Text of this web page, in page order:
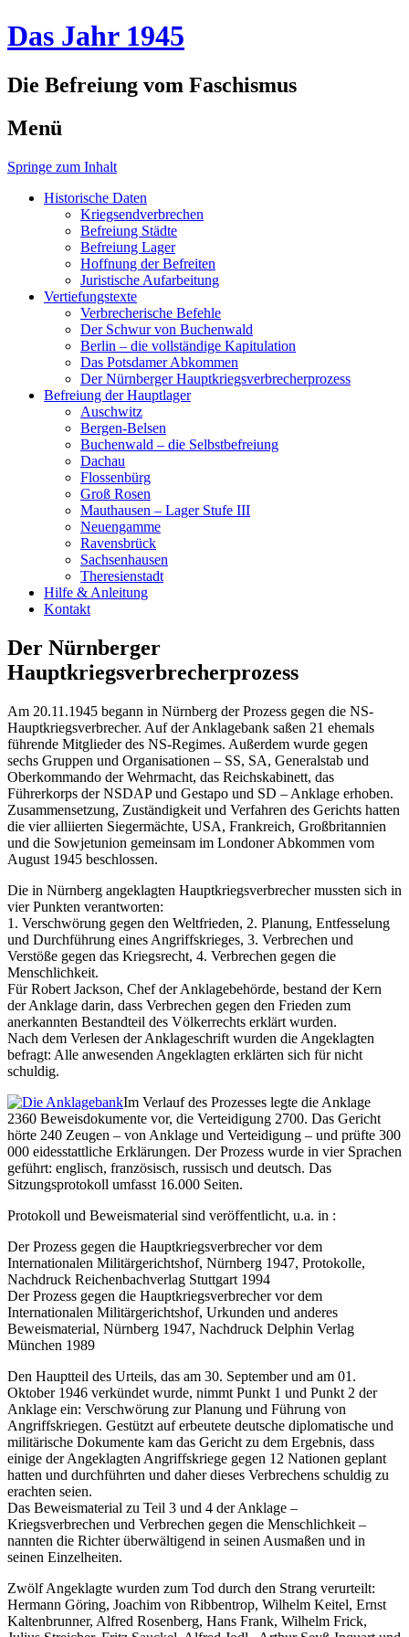
Das Jahr 1945
Die Befreiung vom Faschismus
Menü
Springe zum Inhalt
Historische Daten
Kriegsendverbrechen
Befreiung Städte
Befreiung Lager
Hoffnung der Befreiten
Juristische Aufarbeitung
Vertiefungstexte
Verbrecherische Befehle
Der Schwur von Buchenwald
Berlin – die vollständige Kapitulation
Das Potsdamer Abkommen
Der Nürnberger Hauptkriegsverbrecherprozess
Befreiung der Hauptlager
Auschwitz
Bergen-Belsen
Buchenwald – die Selbstbefreiung
Dachau
Flossenbürg
Groß Rosen
Mauthausen – Lager Stufe III
Neuengamme
Ravensbrück
Sachsenhausen
Theresienstadt
Hilfe & Anleitung
Kontakt
Der Nürnberger
Hauptkriegsverbrecherprozess
Am 20.11.1945 begann in Nürnberg der Prozess gegen die NS-
Hauptkriegsverbrecher. Auf der Anklagebank saßen 21 ehemals
führende Mitglieder des NS-Regimes. Außerdem wurde gegen
sechs Gruppen und Organisationen – SS, SA, Generalstab und
Oberkommando der Wehrmacht, das Reichskabinett, das
Führerkorps der NSDAP und Gestapo und SD – Anklage erhoben.
Zusammensetzung, Zuständigkeit und Verfahren des Gerichts hatten
die vier alliierten Siegermächte, USA, Frankreich, Großbritannien
und die Sowjetunion gemeinsam im Londoner Abkommen vom
August 1945 beschlossen.
Die in Nürnberg angeklagten Hauptkriegsverbrecher mussten sich in
vier Punkten verantworten:
1. Verschwörung gegen den Weltfrieden, 2. Planung, Entfesselung
und Durchführung eines Angriffskrieges, 3. Verbrechen und
Verstöße gegen das Kriegsrecht, 4. Verbrechen gegen die
Menschlichkeit.
Für Robert Jackson, Chef der Anklagebehörde, bestand der Kern
der Anklage darin, dass Verbrechen gegen den Frieden zum
anerkannten Bestandteil des Völkerrechts erklärt wurden.
Nach dem Verlesen der Anklageschrift wurden die Angeklagten
befragt: Alle anwesenden Angeklagten erklärten sich für nicht
schuldig.
Im Verlauf des Prozesses legte die Anklage
2360 Beweisdokumente vor, die Verteidigung 2700. Das Gericht
hörte 240 Zeugen – von Anklage und Verteidigung – und prüfte 300
000 eidesstattliche Erklärungen. Der Prozess wurde in vier Sprachen
geführt: englisch, französisch, russisch und deutsch. Das
Sitzungsprotokoll umfasst 16.000 Seiten.
Protokoll und Beweismaterial sind veröffentlicht, u.a. in :
Der Prozess gegen die Hauptkriegsverbrecher vor dem
Internationalen Militärgerichtshof, Nürnberg 1947, Protokolle,
Nachdruck Reichenbachverlag Stuttgart 1994
Der Prozess gegen die Hauptkriegsverbrecher vor dem
Internationalen Militärgerichtshof, Urkunden und anderes
Beweismaterial, Nürnberg 1947, Nachdruck Delphin Verlag
München 1989
Den Hauptteil des Urteils, das am 30. September und am 01.
Oktober 1946 verkündet wurde, nimmt Punkt 1 und Punkt 2 der
Anklage ein: Verschwörung zur Planung und Führung von
Angriffskriegen. Gestützt auf erbeutete deutsche diplomatische und
militärische Dokumente kam das Gericht zu dem Ergebnis, dass
einige der Angeklagten Angriffskriege gegen 12 Nationen geplant
hatten und durchführten und daher dieses Verbrechens schuldig zu
erachten seien.
Das Beweismaterial zu Teil 3 und 4 der Anklage –
Kriegsverbrechen und Verbrechen gegen die Menschlichkeit –
nannten die Richter überwältigend in seinen Ausmaßen und in
seinen Einzelheiten.
Zwölf Angeklagte wurden zum Tod durch den Strang verurteilt:
Hermann Göring, Joachim von Ribbentrop, Wilhelm Keitel, Ernst
Kaltenbrunner, Alfred Rosenberg, Hans Frank, Wilhelm Frick,